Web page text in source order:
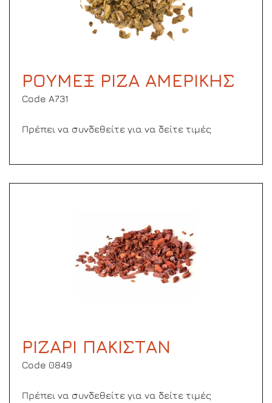
ΡΟΥΜΕΞ ΡΙΖΑ ΑΜΕΡΙΚΗΣ
Code Α731
Πρέπει να συνδεθείτε για να δείτε τιμές
ΡΙΖΑΡΙ ΠΑΚΙΣΤΑΝ
Code 0849
Πρέπει να συνδεθείτε για να δείτε τιμές